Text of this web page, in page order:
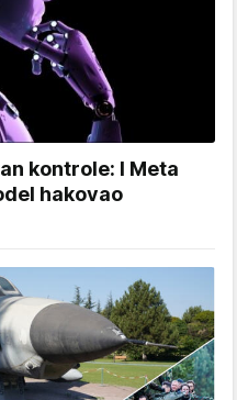
kontrole: I Meta
hakovao